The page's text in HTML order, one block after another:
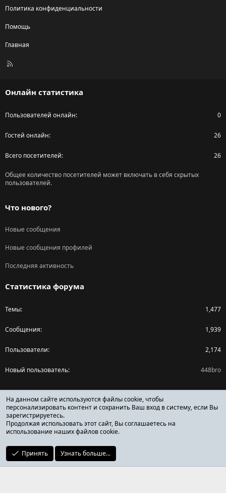
Политика конфиденциальности
Помощь
Главная
R
Онлайн статистика
Пользователей онлайн 0
Гостей онлайн 26
Всего посетителей 26
Общее количество посетителей может включать в себя скрытых
пользователей.
Что нового?
Новые сообщения
Новые сообщения профилей
Последняя активность
Статистика форума
Темы 1,477
Сообщения 1,939
Пользователи 2,174
Новый пользователь 448bro
Поделиться страницей
Facebook
X (Twitter)
Reddit
ОТЗЫВЫ ОНЛАЙН ФОРУМ
На данном сайте используются файлы cookie, чтобы
персонализировать контент и сохранить Ваш вход в систему, если Вы
зарегистрируетесь.
Продолжая использовать этот сайт, Вы соглашаетесь на
использование наших файлов cookie.
Принять Узнать больше...